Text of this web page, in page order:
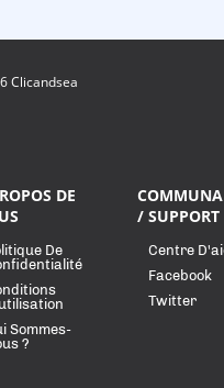
Clicandsea
DE
De
Sommes-
?
/ SUPPORT
Centre
Facebook
Twitter